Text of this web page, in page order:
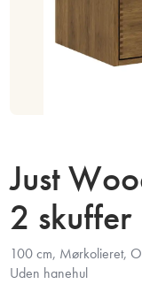
Just
2 skuffer
100 cm, Mørkolieret,
Uden hanehul